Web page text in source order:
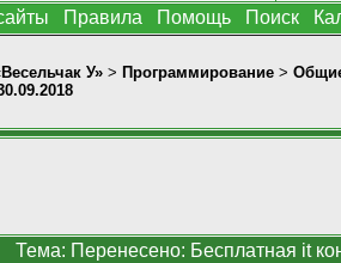
Правила Помощь Поиск
У» > Программирование >
Тема: Перенесено: Бесплатная it